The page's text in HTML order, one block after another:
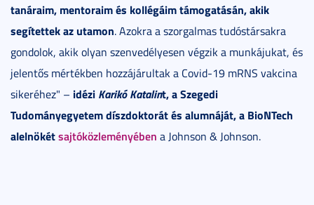
tanáraim, mentoraim és kollégáim támogatásán, akik
segítettek az utamon. Azokra a szorgalmas tudóstársakra
gondolok, akik olyan szenvedélyesen végzik a munkájukat, és
jelentős mértékben hozzájárultak a Covid-19 mRNS vakcina
sikeréhez" – idézi Karikó Katalint, a Szegedi
Tudományegyetem díszdoktorát és alumnáját, a BioNTech
alelnökétsajtóközleményében a Johnson & Johnson.